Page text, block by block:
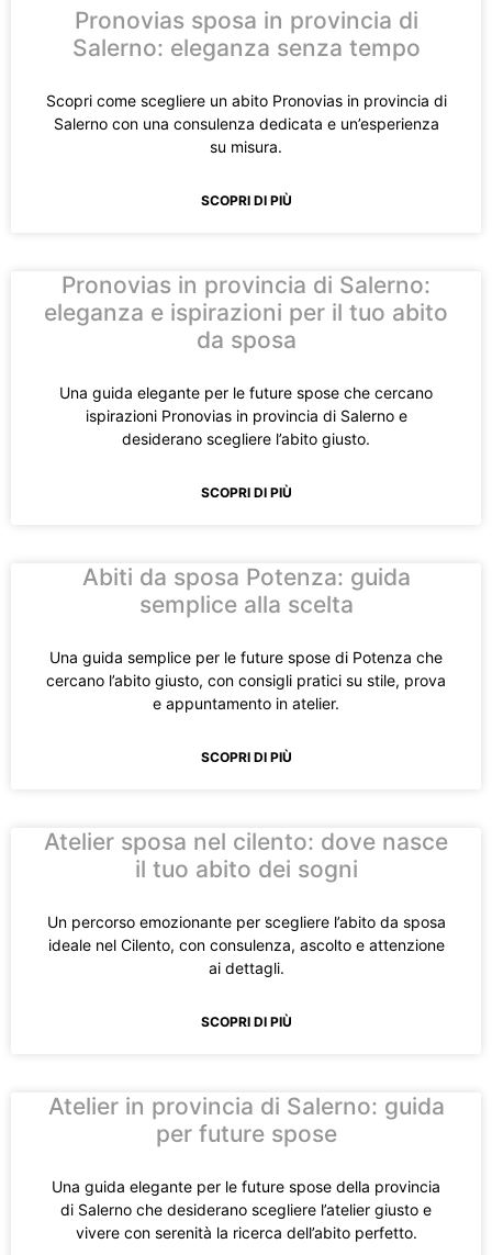
Pronovias sposa in provincia di
Salerno: eleganza senza tempo
Scopri come scegliere un abito Pronovias in provincia di
Salerno con una consulenza dedicata e un’esperienza
su misura.
SCOPRI DI PIÙ
Pronovias in provincia di Salerno:
eleganza e ispirazioni per il tuo abito
da sposa
Una guida elegante per le future spose che cercano
ispirazioni Pronovias in provincia di Salerno e
desiderano scegliere l’abito giusto.
SCOPRI DI PIÙ
Abiti da sposa Potenza: guida
semplice alla scelta
Una guida semplice per le future spose di Potenza che
cercano l’abito giusto, con consigli pratici su stile, prova
e appuntamento in atelier.
SCOPRI DI PIÙ
Atelier sposa nel cilento: dove nasce
il tuo abito dei sogni
Un percorso emozionante per scegliere l’abito da sposa
ideale nel Cilento, con consulenza, ascolto e attenzione
ai dettagli.
SCOPRI DI PIÙ
Atelier in provincia di Salerno: guida
per future spose
Una guida elegante per le future spose della provincia
di Salerno che desiderano scegliere l’atelier giusto e
vivere con serenità la ricerca dell’abito perfetto.